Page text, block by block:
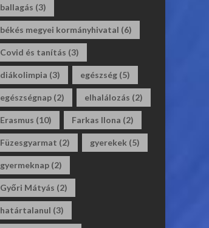
ballagás (3)
békés megyei kormányhivatal (6)
Covid és tanítás (3)
diákolimpia (3) egészség (5)
egészségnap (2) elhalálozás (2)
Erasmus (10) Farkas Ilona (2)
Füzesgyarmat (2) gyerekek (5)
gyermeknap (2)
Győri Mátyás (2)
határtalanul (3)